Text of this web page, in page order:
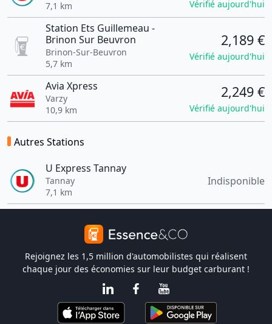
7,1 km
Vérifié aujourd'hui
Station Ets Guillemeau -
Brinon Sur Beuvron
Brinon-Sur-Beuvron
5,7 km
2,189 €
Vérifié aujourd'hui
Avia Xpress
Varzy
10,9 km
2,249 €
Vérifié aujourd'hui
Autres Stations
U Express Tannay
Tannay
7,1 km
Indisponible
Rejoignez les 1,5 million d'automobilistes qui réalisent
chaque jour des économies sur leur budget carburant !